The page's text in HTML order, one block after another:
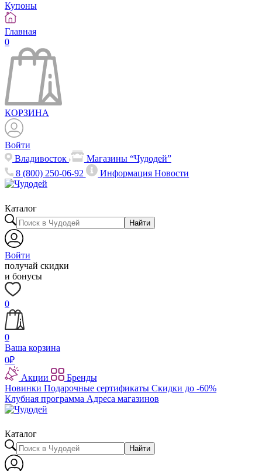
Купоны
Главная
0
КОРЗИНА
Войти
Владивосток
Магазины “Чудодей”
8 (800) 250-06-92
ИнформацияНовости
Каталог
Найти
Войти
получай скидки
и бонусы
0
0
Ваша корзина
0₽
Акции
Бренды
Новинки Подарочные сертификаты Скидки до -60%
Клубная программа Адреса магазинов
Каталог
Найти